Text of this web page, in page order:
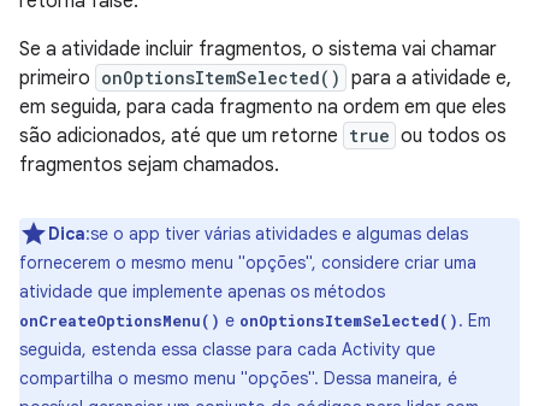
Se a atividade incluir fragmentos, o sistema vai chamar
primeiro onOptionsItemSelected() para a atividade e,
em seguida, para cada fragmento na ordem em que eles
são adicionados, até que um retorne true ou todos os
fragmentos sejam chamados.
Dica:se o app tiver várias atividades e algumas delas
fornecerem o mesmo menu "opções", considere criar uma
atividade que implemente apenas os métodos
onCreateOptionsMenu() e onOptionsItemSelected(). Em
seguida, estenda essa classe para cada Activity que
compartilha o mesmo menu "opções". Dessa maneira, é